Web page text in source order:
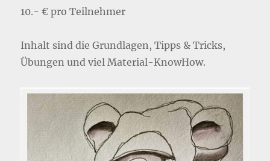
10.- € pro Teilnehmer
Inhalt sind die Grundlagen, Tipps & Tricks,
Übungen und viel Material-KnowHow.